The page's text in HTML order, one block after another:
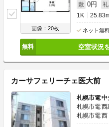
画像：20枚
敷 0円 礼
1K
ネット無
空室状況
カーサフェリーチェ医大前
札幌市電
札幌市電
札幌市電